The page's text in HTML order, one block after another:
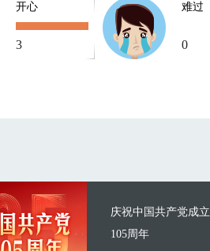
开心
3
难过
0
庆祝中国共产党成立
105周年